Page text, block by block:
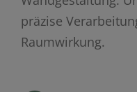
präzise
Raumwirkung.